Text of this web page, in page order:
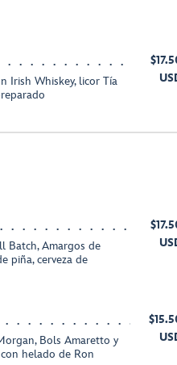
Irish Whiskey, licor Tía
Batch, Amargos de
piña, cerveza de
Bols Amaretto y
helado de Ron